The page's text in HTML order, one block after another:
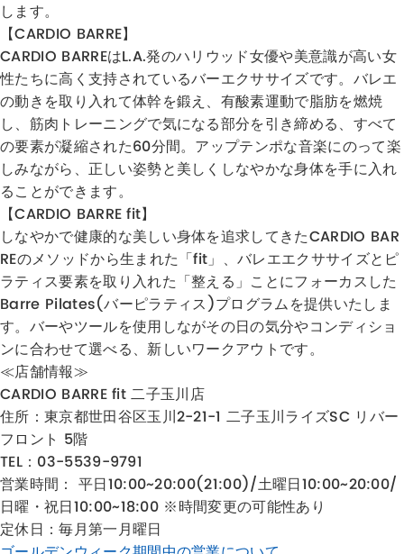
します。
【CARDIO BARRE】
CARDIO BARREはL.A.発のハリウッド女優や美意識が高い女
性たちに高く支持されているバーエクササイズです。バレエ
の動きを取り入れて体幹を鍛え、有酸素運動で脂肪を燃焼
し、筋肉トレーニングで気になる部分を引き締める、すべて
の要素が凝縮された60分間。アップテンポな音楽にのって楽
しみながら、正しい姿勢と美しくしなやかな身体を手に入れ
ることができます。
【CARDIO BARRE fit】
しなやかで健康的な美しい身体を追求してきた​CARDIO BAR
REのメソッドから生まれた「fit」、バレエエクササイズとピ
ラティス要素を取り入れた「整える」ことにフォーカスした
Barre Pilates(バーピラティス)プログラムを提供いたしま
す。バーやツールを使用しながその日の気分やコンディショ
ンに合わせて選べる、新しいワークアウトです。
≪店舗情報≫
CARDIO BARRE fit 二子玉川店
住所： 東京都世田谷区玉川2-21-1 二子玉川ライズSC リバー
フロント 5階
TEL：03-5539-9791
営業時間： 平日10:00~20:00(21:00)/土曜日10:00~20:00/
日曜・祝日10:00~18:00 ※時間変更の可能性あり
定休日：毎月第一月曜日